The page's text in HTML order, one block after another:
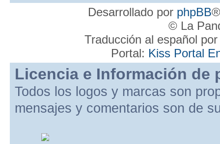
Desarrollado por phpBB
© La
Traducción al español
Portal: Kiss Portal
Licencia e Información de
Todos los logos y marcas son
mensajes y comentarios son de